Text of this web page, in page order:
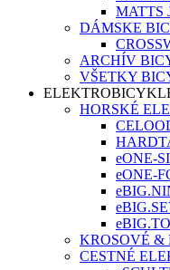
MATTS
DÁMSKE
ARCHÍV
VŠETKY
HORSKÉ
eONE-
eONE-
KROSOVÉ &
CESTNÉ